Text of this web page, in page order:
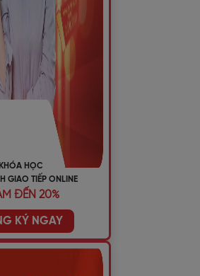
KHÓA HỌC
GIAO TIẾP ONLINE
ĐẾN 20%
KÝ NGAY